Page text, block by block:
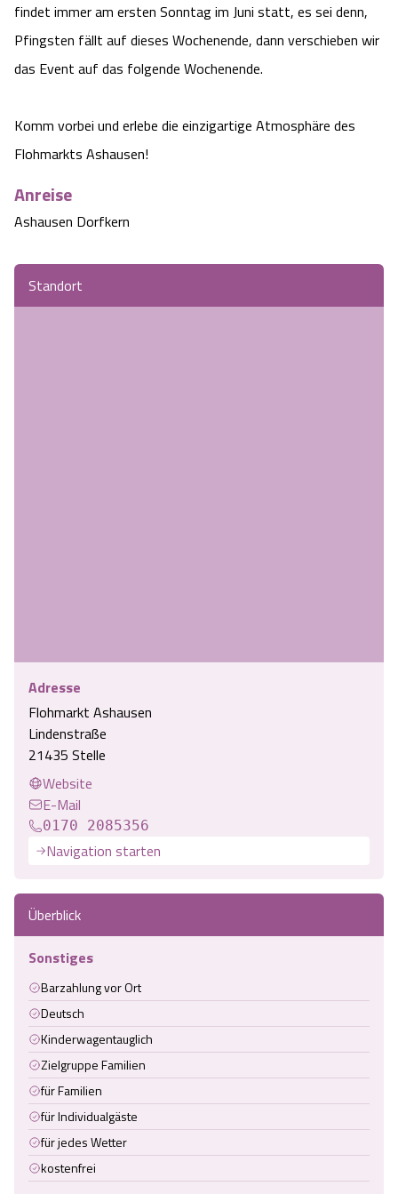
Angebote
Kontakt
Landschaftsführungen
Veranstaltungen
Battle Kart Bispingen
Adventure District Bispingen
Unterkünfte
findet immer am ersten Sonntag im Juni statt, es sei denn,
Pfingsten fällt auf dieses Wochenende, dann verschieben wir
das Event auf das folgende Wochenende.
Komm vorbei und erlebe die einzigartige Atmosphäre des
Flohmarkts Ashausen!
Anreise
Ashausen Dorfkern
Standort
Adresse
Flohmarkt Ashausen
Lindenstraße
21435 Stelle
Website
E-Mail
0170 2085356
Navigation starten
Überblick
Sonstiges
Barzahlung vor Ort
Deutsch
Kinderwagentauglich
Zielgruppe Familien
für Familien
für Individualgäste
für jedes Wetter
kostenfrei